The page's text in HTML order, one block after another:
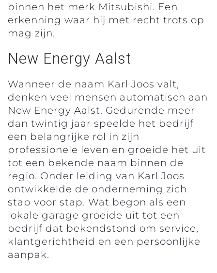
binnen het merk Mitsubishi. Een
erkenning waar hij met recht trots op
mag zijn.
New Energy Aalst
Wanneer de naam Karl Joos valt,
denken veel mensen automatisch aan
New Energy Aalst. Gedurende meer
dan twintig jaar speelde het bedrijf
een belangrijke rol in zijn
professionele leven en groeide het uit
tot een bekende naam binnen de
regio. Onder leiding van Karl Joos
ontwikkelde de onderneming zich
stap voor stap. Wat begon als een
lokale garage groeide uit tot een
bedrijf dat bekendstond om service,
klantgerichtheid en een persoonlijke
aanpak.